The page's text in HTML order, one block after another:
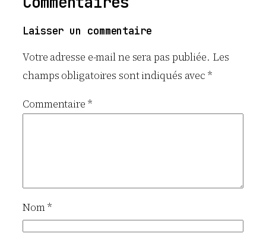
Laisser un commentaire
Votre adresse e-mail ne sera pas publiée. Les
champs obligatoires sont indiqués avec*
Commentaire *
Nom*